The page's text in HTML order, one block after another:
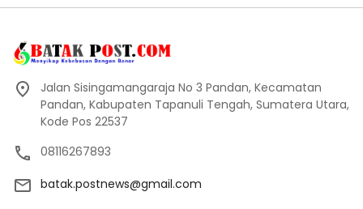
Jalan Sisingamangaraja No 3 Pandan, Kecamatan
Pandan, Kabupaten Tapanuli Tengah, Sumatera Utara,
Kode Pos 22537
08116267893
batak.postnews@gmail.com